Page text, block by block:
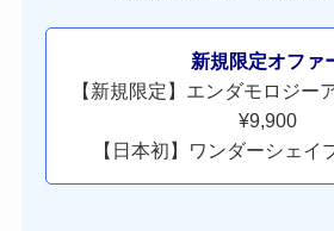
新規限定オファ
【新規限定】エンダモロジー
¥9,900
【日本初】ワンダーシェイ